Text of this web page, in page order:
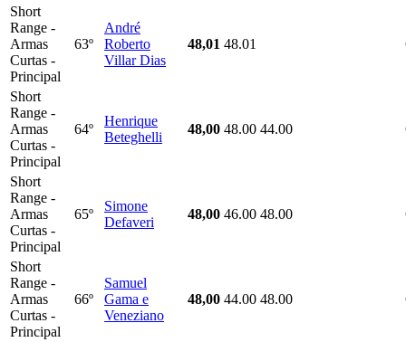
Short
Range -
Armas
Curtas -
Principal
63º
André
Roberto
Villar Dias
48,01 48.01
Short
Range -
Armas
Curtas -
Principal
64º
Henrique
Beteghelli
48,00 48.00 44.00
Short
Range -
Armas
Curtas -
Principal
65º
Simone
Defaveri
48,00 46.00 48.00
Short
Range -
Armas
Curtas -
Principal
66º
Samuel
Gama e
Veneziano
48,00 44.00 48.00